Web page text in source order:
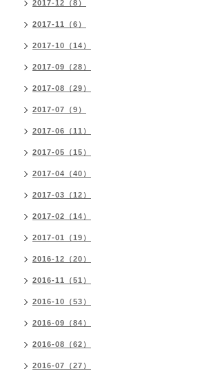
2017-12（8）
2017-11（6）
2017-10（14）
2017-09（28）
2017-08（29）
2017-07（9）
2017-06（11）
2017-05（15）
2017-04（40）
2017-03（12）
2017-02（14）
2017-01（19）
2016-12（20）
2016-11（51）
2016-10（53）
2016-09（84）
2016-08（62）
2016-07（27）